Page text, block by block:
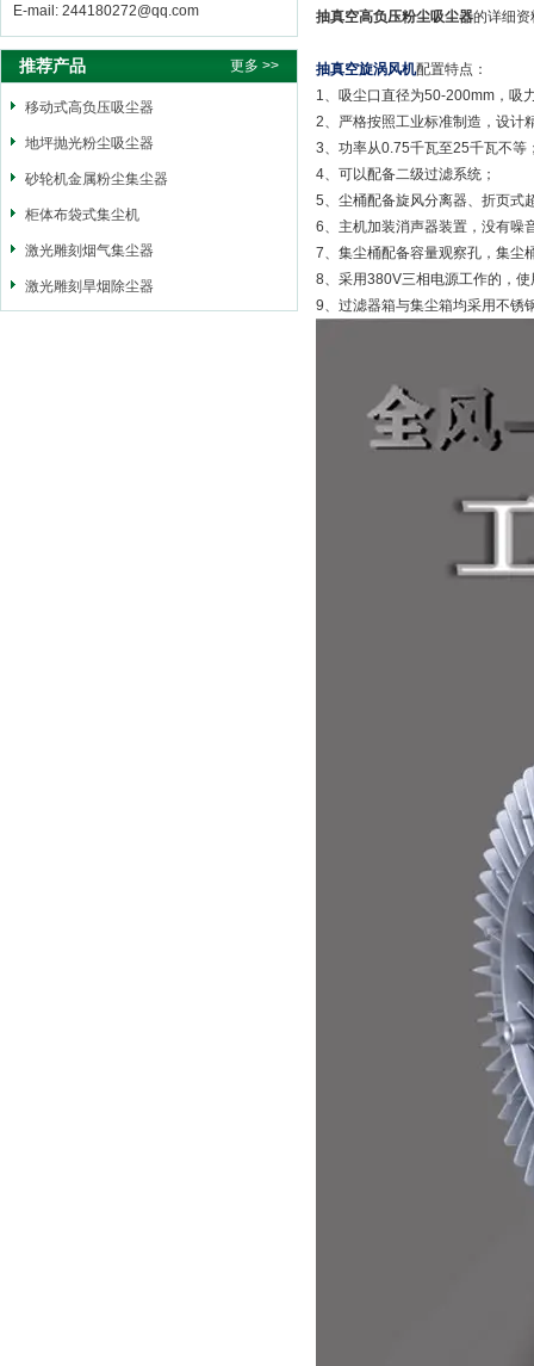
E-mail: 244180272@qq.com
推荐产品 更多 >>
移动式高负压吸尘器
地坪抛光粉尘吸尘器
砂轮机金属粉尘集尘器
柜体布袋式集尘机
激光雕刻烟气集尘器
激光雕刻旱烟除尘器
抽真空高负压粉尘吸尘器的详细资
抽真空旋涡风机配置特点：
1、吸尘口直径为50-200mm，吸
2、严格按照工业标准制造，设计
3、功率从0.75千瓦至25千瓦不等
4、可以配备二级过滤系统；
5、尘桶配备旋风分离器、折页式
6、主机加装消声器装置，没有噪
7、集尘桶配备容量观察孔，集尘
8、采用380V三相电源工作的，
9、过滤器箱与集尘箱均采用不锈